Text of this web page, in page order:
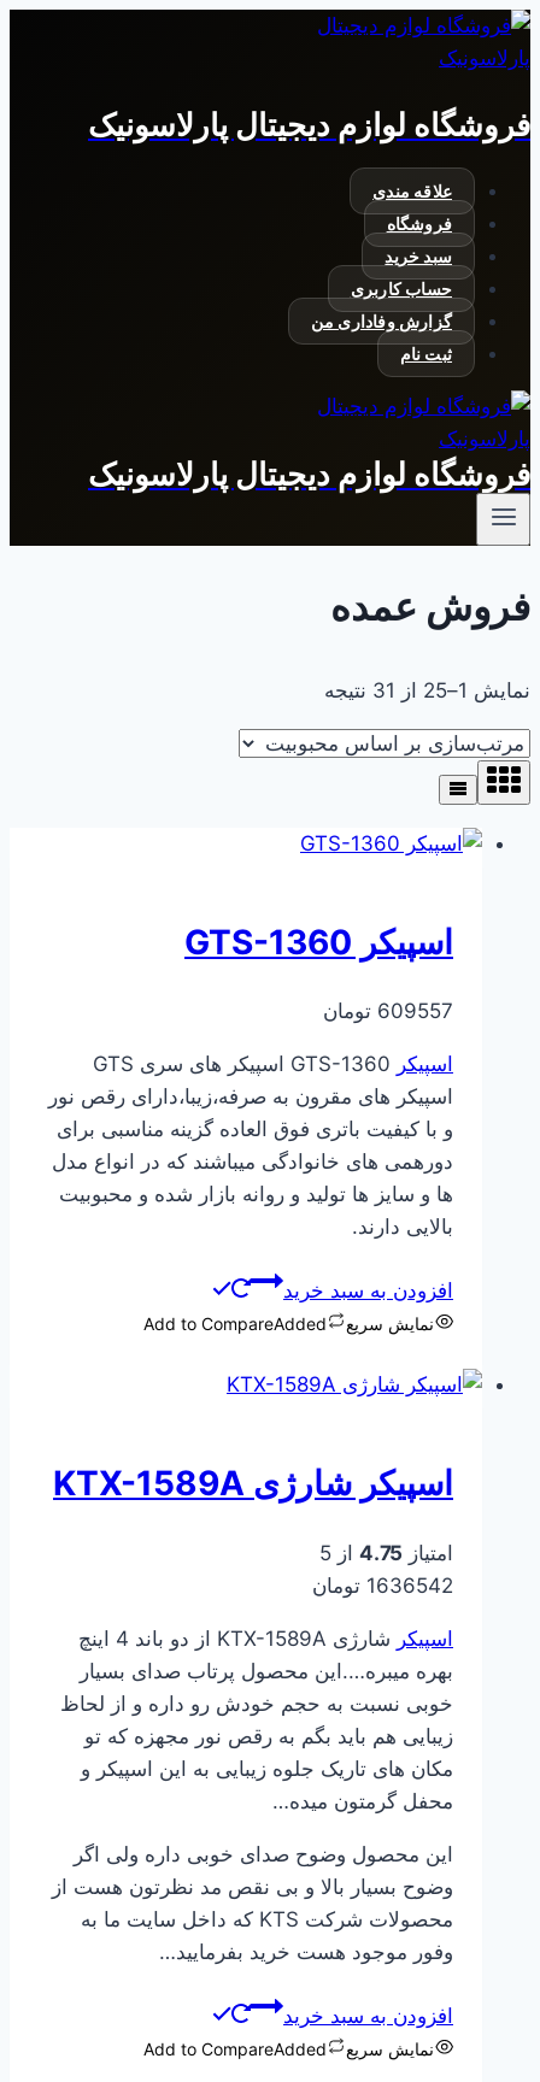
بازگشت
به
فروشگاه لوازم دیجیتال پارلاسونیک
علاقه مندی
فروشگاه
سبد خرید
حساب کاربری
گزارش وفاداری من
ثبت نام
فروشگاه لوازم دیجیتال پارلاسونیک
فروش عمده
نمایش 1–25 از 31 نتیجه
اساس
اسپیکر GTS-1360
609557 تومان
اسپیکر
GTS-1360 اسپیکر های سری GTS
اسپیکر های مقرون به صرفه،زیبا،دارای رقص نور
و با کیفیت باتری فوق العاده گزینه مناسبی برای
دورهمی های خانوادگی میباشند که در انواع مدل
ها و سایز ها تولید و روانه بازار شده و محبوبیت
بالایی دارند.
افزودن به سبد خرید
نمایش سریع Add to CompareAdded
اسپیکر شارژی KTX-1589A
امتیاز 4.75 از 5
1636542 تومان
اسپیکر
شارژی KTX-1589A از دو باند 4 اینچ
بهره میبره….این محصول پرتاب صدای بسیار
خوبی نسبت به حجم خودش رو داره و از لحاظ
زیبایی هم باید بگم به رقص نور مجهزه که تو
مکان های تاریک جلوه زیبایی به این اسپیکر و
محفل گرمتون میده…
این محصول وضوح صدای خوبی داره ولی اگر
وضوح بسیار بالا و بی نقص مد نظرتون هست از
محصولات شرکت KTS که داخل سایت ما به
وفور موجود هست خرید بفرمایید…
افزودن به سبد خرید
نمایش سریع Add to CompareAdded